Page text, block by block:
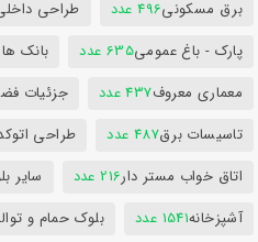
برق مسکونی496 عدد طراحی
پارک - باغ عمومی635 عدد بانک ها
معماری معروف437 عدد جزئیات
تاسیسات برق487 عدد طراحی
اتاق خواب مستر دار216 عدد سایر
آشپزخانه1541 عدد بلوک حمام و